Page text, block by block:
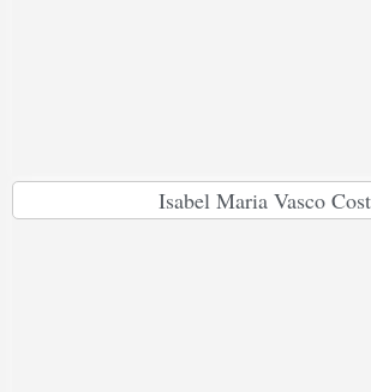
Isabel Maria Vasco